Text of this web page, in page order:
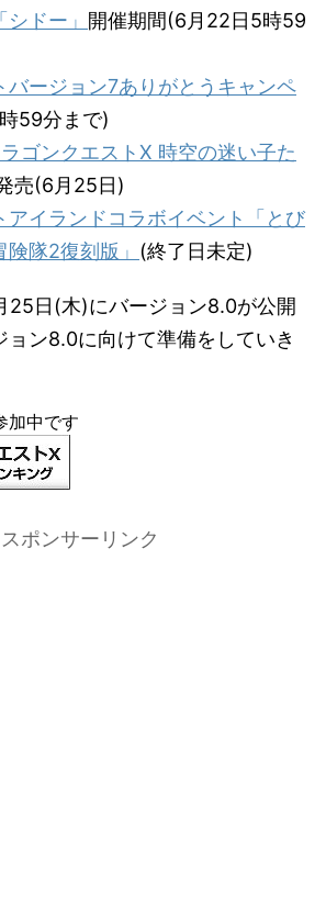
ドー」 開催期間(6月22日5時59
バージョン7ありがとうキャンペ
59分まで)
ゴンクエストX 時空の迷い子た
売(6月25日)
アイランドコラボイベント「とび
隊2復刻版」 (終了日未定)
25日(木)にバージョン8.0が公開
ョン8.0に向けて準備をしていき
加中です
スポンサーリンク